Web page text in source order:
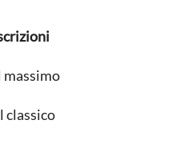
massimo
classico